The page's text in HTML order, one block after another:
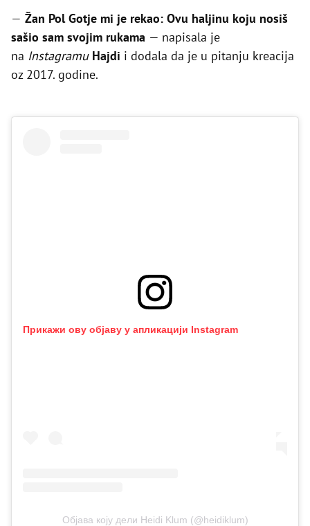
— Žan Pol Gotje mi je rekao: Ovu haljinu koju nosiš
sašio sam svojim rukama — napisala je
na Instagramu Hajdi i dodala da je u pitanju kreacija
oz 2017. godine.
Прикажи ову објаву у апликацији Instagram
Објава коју дели Heidi Klum (@heidiklum)